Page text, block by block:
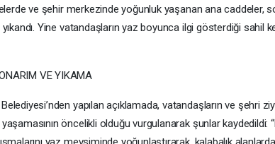
ve şehir merkezinde yoğunluk yaşanan ana caddeler,
Yine vatandaşların yaz boyunca ilgi gösterdiği sahil
VE YIKAMA
yapılan açıklamada, vatandaşların ve şehri
öncelikli olduğu vurgulanarak şunlar kaydedildi: